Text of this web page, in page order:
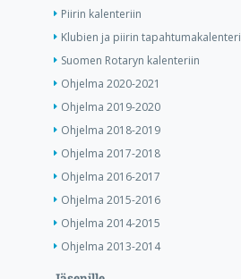
Piirin kalenteriin
Klubien ja piirin tapahtumakalenteri
Suomen Rotaryn kalenteriin
Ohjelma 2020-2021
Ohjelma 2019-2020
Ohjelma 2018-2019
Ohjelma 2017-2018
Ohjelma 2016-2017
Ohjelma 2015-2016
Ohjelma 2014-2015
Ohjelma 2013-2014